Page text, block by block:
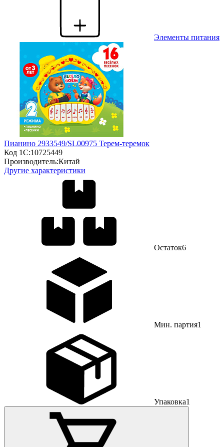
Элементы питания
Пианино 2933549/SL00975 Терем-теремок
Код 1С:10725449
Производитель:Китай
Другие характеристики
Остаток6
Мин. партия1
Упаковка1